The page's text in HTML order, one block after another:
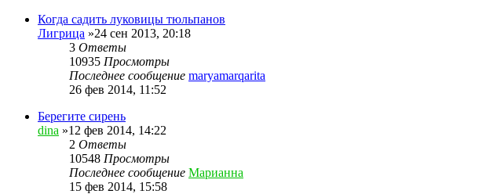
Когда садить луковицы тюльпанов
Лигрица »24 сен 2013, 20:18
3 Ответы
10935 Просмотры
Последнее сообщение maryamarqarita
26 фев 2014, 11:52
Берегите сирень
dina »12 фев 2014, 14:22
2 Ответы
10548 Просмотры
Последнее сообщение Марианна
15 фев 2014, 15:58